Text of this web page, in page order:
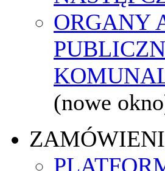
ORGANY
(nowe